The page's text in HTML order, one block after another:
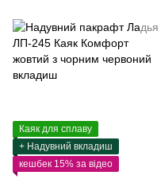
Каяк для сплаву
+ Надувний вкладиш
кешбек 15% за відео